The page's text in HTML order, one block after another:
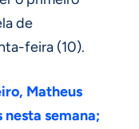
de
feira (10).
Matheus
semana;